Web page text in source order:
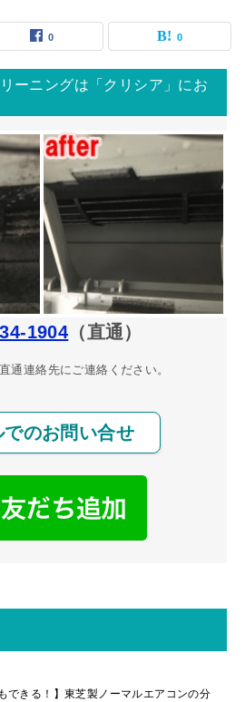
0 0
ーニングは「クリシア」にお
1904 （直通）
通連絡先にご連絡ください。
でのお問い合せ
できる！】東芝製ノーマルエアコンの分